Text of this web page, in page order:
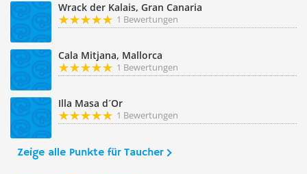
Wrack der Kalais, Gran Canaria
1 Bewertungen
Cala Mitjana, Mallorca
1 Bewertungen
Illa Masa d´Or
1 Bewertungen
Zeige alle Punkte für Taucher